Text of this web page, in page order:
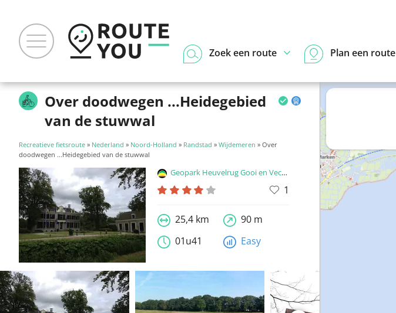
Zoek een route Plan een route
Over doodwegen ...Heidegebied
van de stuwwal
Recreatieve fietsroute » Nederland » Noord-Holland » Randstad » Wijdemeren » Over
doodwegen ...Heidegebied van de stuwwal
Geopark Heuvelrug Gooi en Vecht
1
25,4 km
90 m
01u41
Easy